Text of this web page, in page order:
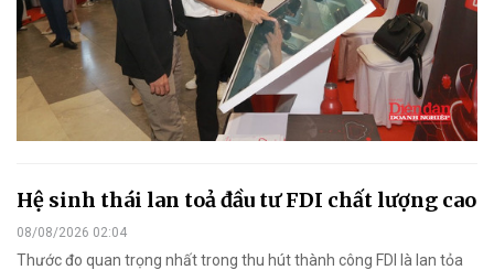
Hệ sinh thái lan toả đầu tư FDI chất lượng cao
08/08/2026 02:04
Thước đo quan trọng nhất trong thu hút thành công FDI là lan tỏa